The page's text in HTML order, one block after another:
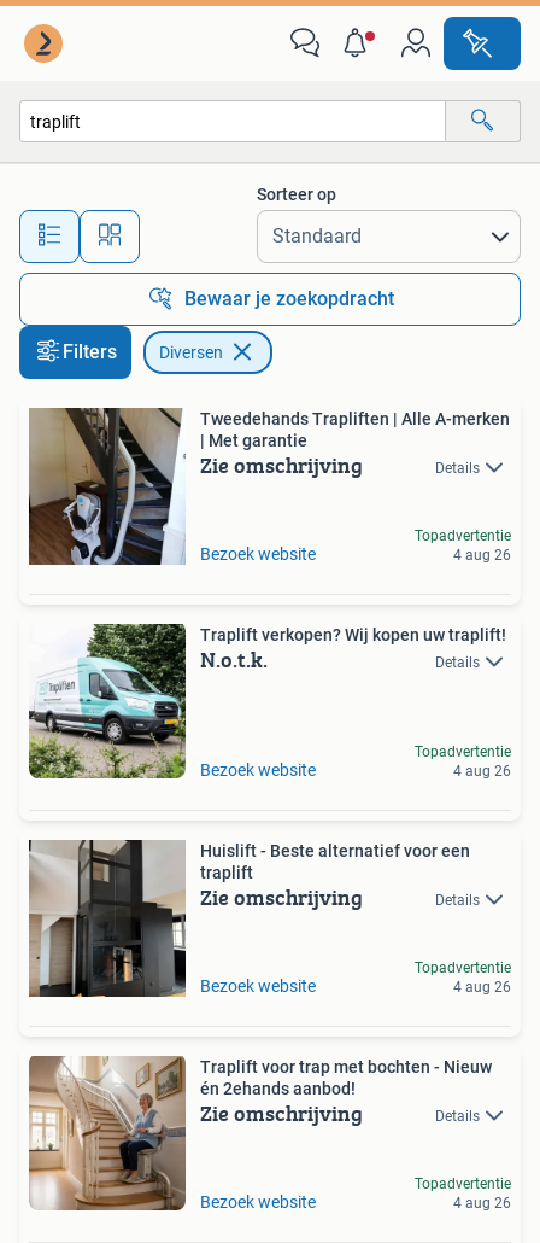
Alle afstanden…
Sorteer op
Bewaar je zoekopdracht
Filters Diversen
Tweedehands Trapliften | Alle A-merken
| Met garantie
Zie omschrijving Details
Bezoek website
Topadvertentie
4 aug 26
Traplift verkopen? Wij kopen uw traplift!
N.o.t.k. Details
Bezoek website
Topadvertentie
4 aug 26
Huislift - Beste alternatief voor een
traplift
Zie omschrijving Details
Bezoek website
Topadvertentie
4 aug 26
Traplift voor trap met bochten - Nieuw
én 2ehands aanbod!
Zie omschrijving Details
Bezoek website
Topadvertentie
4 aug 26